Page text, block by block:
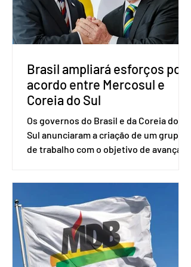
desde fevereiro de 2023. Formado em
administração de empresas pela
Fundaç
Brasil ampliará esforços por
acordo entre Mercosul e
Coreia do Sul
Os governos do Brasil e da Coreia do
Sul anunciaram a criação de um grupo
de trabalho com o objetivo de avançar
Uruguai, além de outros países
associados. “Decidimos criar um grupo
de trabalho que vai identificar
sensibilidades dos dois lados e evitar
que elas sejam um empecilho para a